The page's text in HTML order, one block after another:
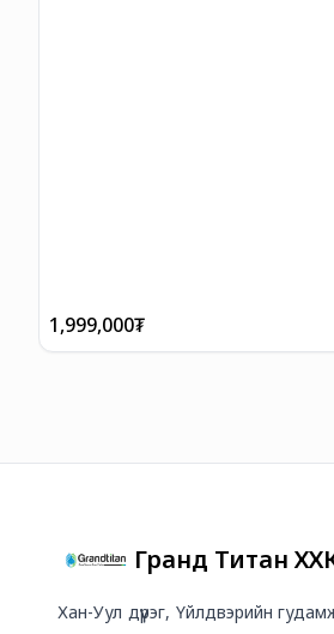
1,999,000₮
Гранд Титан
Хан-Уул дүүрэг, Үйлдвэрийн